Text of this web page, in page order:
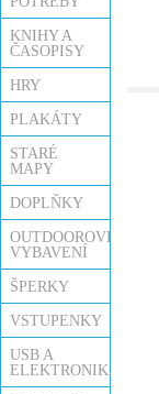
KNIHY A
ČASOPISY
HRY
PLAKÁTY
STARÉ
MAPY
DOPLŇKY
OUTDOOROVÉ
VYBAVENÍ
ŠPERKY
VSTUPENKY
USB A
ELEKTRONIKA